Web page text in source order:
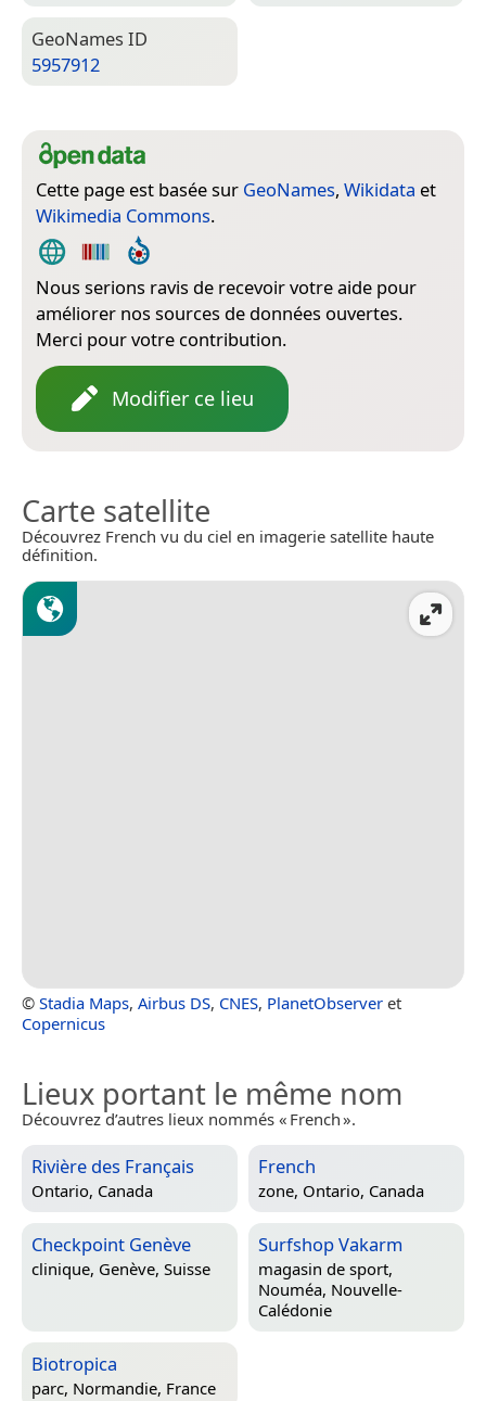
Geo­Names ID
5957912
Cette page est basée sur GeoNames, Wikidata et
Wikimedia Commons.
Nous serions ravis de recevoir votre aide pour
améliorer nos sources de données ouvertes.
Merci pour votre contribution.
Modifier ce lieu
Carte satellite
Découvrez French vu du ciel en imagerie satellite haute
définition.
© Stadia Maps, Airbus DS, CNES, PlanetObserver et
Copernicus
Lieux portant le même nom
Découvrez d’autres lieux nommés « French ».
Rivière des Français
Ontario, Canada
French
zone, Ontario, Canada
Checkpoint Genève
clinique, Genève, Suisse
Surfshop Vakarm
magasin de sport,
Nouméa, Nouvelle-
Calédonie
Biotropica
parc, Normandie, France